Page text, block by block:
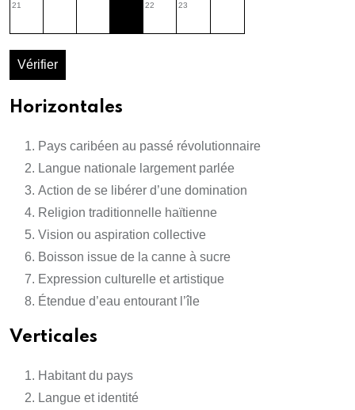
21 22 23
Vérifier
Horizontales
Pays caribéen au passé révolutionnaire
Langue nationale largement parlée
Action de se libérer d’une domination
Religion traditionnelle haïtienne
Vision ou aspiration collective
Boisson issue de la canne à sucre
Expression culturelle et artistique
Étendue d’eau entourant l’île
Verticales
Habitant du pays
Langue et identité